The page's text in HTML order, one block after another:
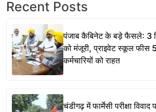
Recent Posts
पंजाब कैबिनेट के बड़े फैसले: 3
को मंजूरी, प्राइवेट स्कूल फीस
कर्मचारियों को राहत
चंडीगढ़ में फार्मेसी परीक्षा